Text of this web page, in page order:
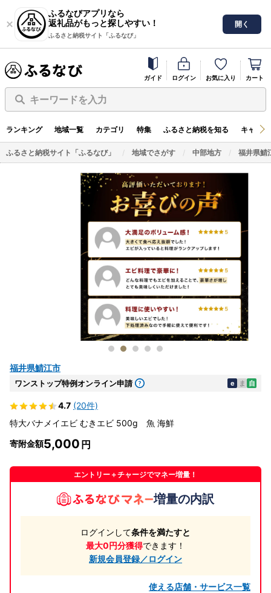
ふるなびアプリなら
返礼品がもっと探しやすい！
ふるさと納税サイト「ふるなび」
開く
ガイド ログイン お気に入り カート
キーワードを入力
ランキング 地域一覧 カテゴリ 特集 ふるさと納税を知る キャン
ふるさと納税サイト「ふるなび」 地域でさがす 中部地方 福井県鯖
福井県鯖江市
ワンストップ特例オンライン申請 e ま 自
4.7 (20件)
特大バナメイエビ むきエビ 500g 魚 海鮮
寄附金額5,000
エントリー＋チャージでマネー増量！
増量の内訳
ログインして条件を満たすと
最大0円分獲得できます！
新規会員登録／ログイン
使える店舗・サービス一覧